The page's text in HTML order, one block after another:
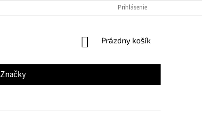
Prihlásenie
NÁKUPNÝ
Prázdny košík
Značky